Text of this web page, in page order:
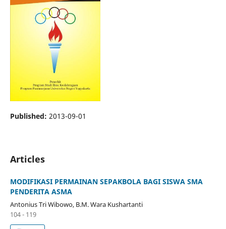
Published: 2013-09-01
Articles
MODIFIKASI PERMAINAN SEPAKBOLA BAGI SISWA SMA
PENDERITA ASMA
Antonius Tri Wibowo, B.M. Wara Kushartanti
104 - 119